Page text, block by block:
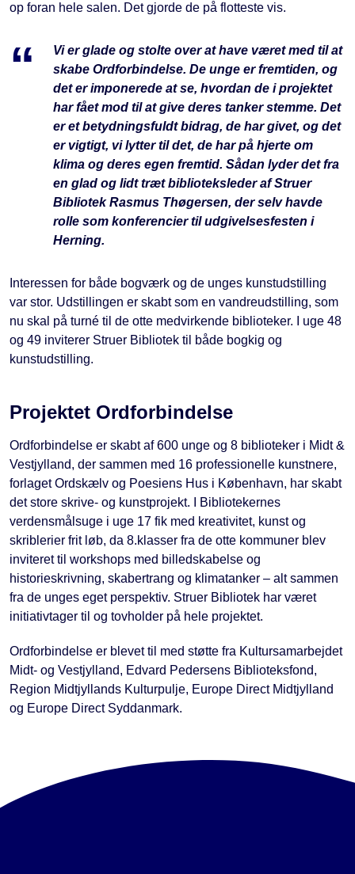
op foran hele salen. Det gjorde de på flotteste vis.
Vi er glade og stolte over at have været med til at
skabe Ordforbindelse. De unge er fremtiden, og
det er imponerede at se, hvordan de i projektet
har fået mod til at give deres tanker stemme. Det
er et betydningsfuldt bidrag, de har givet, og det
er vigtigt, vi lytter til det, de har på hjerte om
klima og deres egen fremtid. Sådan lyder det fra
en glad og lidt træt biblioteksleder af Struer
Bibliotek Rasmus Thøgersen, der selv havde
rolle som konferencier til udgivelsesfesten i
Herning.
Interessen for både bogværk og de unges kunstudstilling
var stor. Udstillingen er skabt som en vandreudstilling, som
nu skal på turné til de otte medvirkende biblioteker. I uge 48
og 49 inviterer Struer Bibliotek til både bogkig og
kunstudstilling.
Projektet Ordforbindelse
Ordforbindelse er skabt af 600 unge og 8 biblioteker i Midt &
Vestjylland, der sammen med 16 professionelle kunstnere,
forlaget Ordskælv og Poesiens Hus i København, har skabt
det store skrive- og kunstprojekt. I Bibliotekernes
verdensmålsuge i uge 17 fik med kreativitet, kunst og
skriblerier frit løb, da 8.klasser fra de otte kommuner blev
inviteret til workshops med billedskabelse og
historieskrivning, skabertrang og klimatanker – alt sammen
fra de unges eget perspektiv. Struer Bibliotek har været
initiativtager til og tovholder på hele projektet.
Ordforbindelse er blevet til med støtte fra Kultursamarbejdet
Midt- og Vestjylland, Edvard Pedersens Biblioteksfond,
Region Midtjyllands Kulturpulje, Europe Direct Midtjylland
og Europe Direct Syddanmark.